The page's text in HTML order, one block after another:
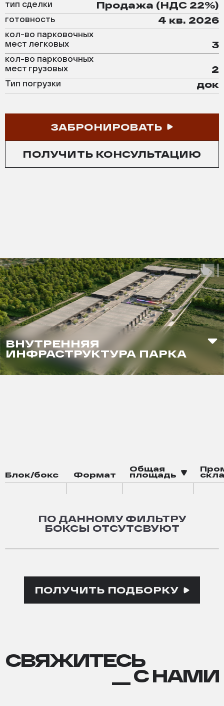
тип сделки Продажа (НДС 22%)
готовность 4 кв. 2026
кол-во парковочных
мест легковых
3
кол-во парковочных
мест грузовых
2
Тип погрузки док
ЗАБРОНИРОВАТЬ
ПОЛУЧИТЬ КОНСУЛЬТАЦИЮ
ВНУТРЕННЯЯ
ИНФРАСТРУКТУРА ПАРКА
падел-корт
баскетбольная площадка
робот-мойка
Блок/бокс Формат
Общая
площадь
ПО ДАННОМУ ФИЛЬТРУ
БОКСЫ ОТСУТСВУЮТ
ПОЛУЧИТЬ ПОДБОРКУ
СВЯЖИТЕСЬ
СВЯЖИТЕСЬ
__ С НАМИ